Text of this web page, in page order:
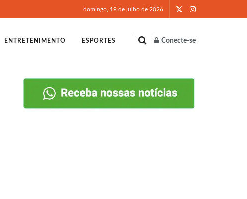
domingo, 19 de julho de 2026
ENTRETENIMENTO ESPORTES Conecte-se